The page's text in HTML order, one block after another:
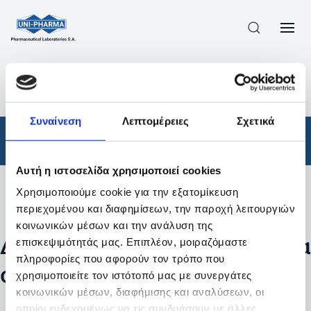
Συναίνεση Λεπτομέρειες Σχετικά
Αυτή η ιστοσελίδα χρησιμοποιεί cookies
Χρησιμοποιούμε cookie για την εξατομίκευση
περιεχομένου και διαφημίσεων, την παροχή λειτουργιών
κοινωνικών μέσων και την ανάλυση της
επισκεψιμότητάς μας. Επιπλέον, μοιραζόμαστε
πληροφορίες που αφορούν τον τρόπο που
χρησιμοποιείτε τον ιστότοπό μας με συνεργάτες
κοινωνικών μέσων, διαφήμισης και αναλύσεων, οι
οποίοι ενδεχομένως να τις συνδυάσουν με άλλες
ΠΡΟΪΟΝΤΑ
ΑΠΟΤΕΛΕΣΜΑΤΑ ΑΝΑΖΗΤΗΣΗΣ
Φάρμακα
Φίλτρα
Δεν βρέθηκαν προϊόντα με τα
συγκεκριμένα φίλτρα